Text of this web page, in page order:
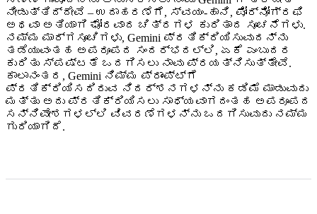
ನೀಡುತ್ತಿದ್ದೇವೆ – ಉದಾಹರಣೆಗೆ, ಸ್ವಯಂ-ಹಾನಿ, ಪೋರ್ನೋಗ್ರಫಿ
ಅಥವಾ ಅತಿಯಾಗಿ ಘೋರವಾದ ಚಿತ್ರಗಳ ಕುರಿತಾದ ಸೂಚನೆಗಳು.
ನಮ್ಮ ಮಾರ್ಗಸೂಚಿಗಳು, Gemini ಪ್ರತಿಕ್ರಿಯಿಸುವುದನ್ನು
ತಡೆಯುವಂತಹ ಅಪರೂಪದ ಸಂದರ್ಭದಲ್ಲಿ, ಏಕೆ ಎಂಬುದರ
ಕುರಿತು ಸ್ಪಷ್ಟತೆ ಒದಗಿಸಲು ನಾವು ಪ್ರಯತ್ನಿಸುತ್ತೇವೆ.
ಕಾಲಾನಂತರ, Gemini ನಿಮ್ಮ ಪ್ರಾಂಪ್ಟ್‌ಗೆ
ಪ್ರತಿಕ್ರಿಯಿಸದಿರುವ ನಿದರ್ಶನಗಳನ್ನು ಕಡಿಮೆ ಮಾಡುವುದು
ಮತ್ತು ಅದು ಪ್ರತಿಕ್ರಿಯಿಸಲು ಸಾಧ್ಯವಾಗದಂತಹ ಅಪರೂಪದ
ಸನ್ನಿವೇಶಗಳಲ್ಲಿ ವಿವರಣೆಗಳನ್ನು ಒದಗಿಸುವುದು ನಮ್ಮ
ಗುರಿಯಾಗಿದೆ.